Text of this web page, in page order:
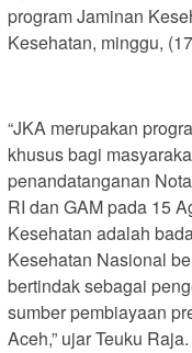
program Jaminan
Kesehatan, minggu,
“JKA merupakan
khusus bagi
penandatanganan
RI dan GAM pada 15
Kesehatan adalah
Kesehatan Nasional
bertindak sebagai
sumber pembiayaan
Aceh,” ujar Teuku Raja.